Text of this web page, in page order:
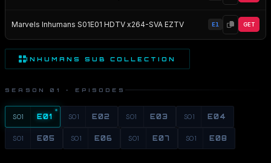
Marvels Inhumans S01E01 HDTV x264-SVA EZTV E1 GET
INHUMANS SUB COLLECTION
SEASON 01 · EPISODES
S01 E01 S01 E02 S01 E03 S01 E04
S01 E05 S01 E06 S01 E07 S01 E08